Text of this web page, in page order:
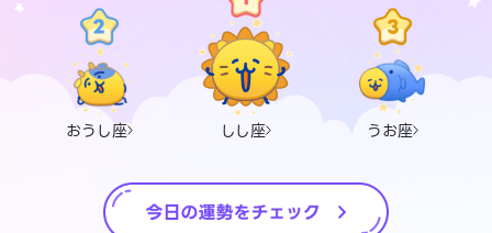
おうし座 しし座 うお座